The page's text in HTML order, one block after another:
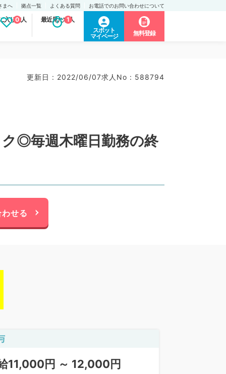
まへ 拠点一覧 よくある質問 お電話でのお問い合わせについて
入り求人
0 最近見た求人
1
スポット
マイページ
無料登録
更新日 : 2022/06/07求人No : 588794
ク◎毎週木曜日勤務の終
せる
11,000円 ～ 12,000円